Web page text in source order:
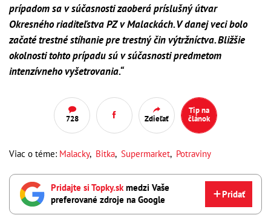
prípadom sa v súčasnosti zaoberá príslušný útvar
Okresného riaditeľstva PZ v Malackách. V danej veci bolo
začaté trestné stíhanie pre trestný čin výtržníctva. Bližšie
okolnosti tohto prípadu sú v súčasnosti predmetom
intenzívneho vyšetrovania.“
728 Zdieľať
Tip na
článok
Viac o téme: Malacky, Bitka, Supermarket, Potraviny
Pridajte si Topky.skmedzi Vaše
preferované zdroje na Google
Pridať